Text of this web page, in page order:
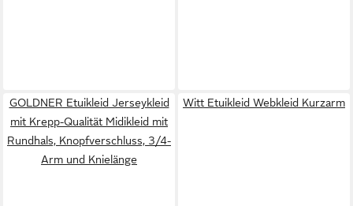
GOLDNER Etuikleid Jerseykleid
mit Krepp-Qualität Midikleid mit
Rundhals, Knopfverschluss, 3/4-
Arm und Knielänge
Witt Etuikleid Webkleid Kurzarm